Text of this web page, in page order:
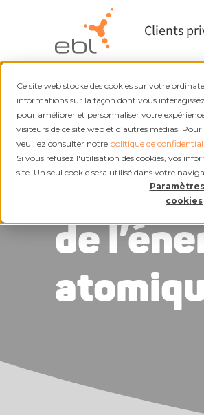
Ce site web stocke des cookies sur votre
informations sur la façon dont vous
pour améliorer et personnaliser votre
visiteurs de ce site web et d’autres médias.
veuillez consulter notre politique de
Si vous refusez l'utilisation des cookies, vos
site. Un seul cookie sera utilisé dans votre
cookies
Clients
EBL Gris
Le
de